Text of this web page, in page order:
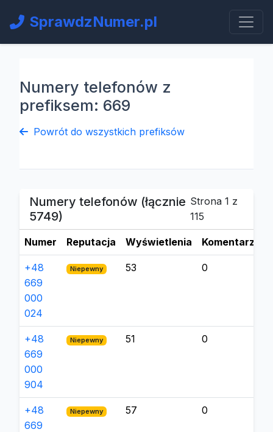
SprawdzNumer.pl
Numery telefonów z
prefiksem: 669
Powrót do wszystkich prefiksów
Numery telefonów (łącznie
5749)
Strona 1 z
115
Numer Reputacja Wyświetlenia Komentarze
+48
669
000
024
Niepewny 53 0
+48
669
000
904
Niepewny 51 0
+48
669
Niepewny 57 0